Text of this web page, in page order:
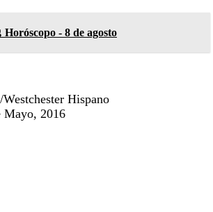
Horóscopo - 8 de agosto
Hispano
Mayo, 2016